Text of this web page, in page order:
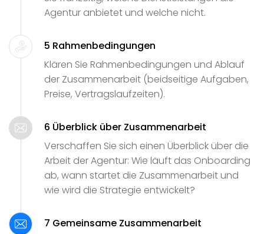
Agentur anbietet und welche nicht.
5 Rahmenbedingungen
Klären Sie Rahmenbedingungen und Ablauf
der Zusammenarbeit (beidseitige Aufgaben,
Preise, Vertragslaufzeiten).
6 Überblick über Zusammenarbeit
Verschaffen Sie sich einen Überblick über die
Arbeit der Agentur: Wie läuft das Onboarding
ab, wann startet die Zusammenarbeit und
wie wird die Strategie entwickelt?
7 Gemeinsame Zusammenarbeit